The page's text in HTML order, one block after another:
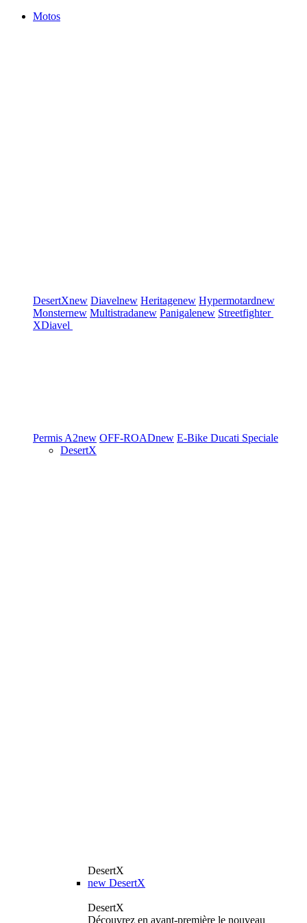
Motos
DesertXnew Diavelnew Heritagenew Hypermotardnew
Monsternew Multistradanew Panigalenew Streetfighter
XDiavel
Permis A2new OFF-ROADnew E-Bike Ducati Speciale
DesertX
DesertX
new DesertX
DesertX
Découvrez en avant-première le nouveau